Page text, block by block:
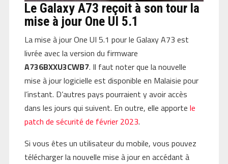
Le Galaxy A73 reçoit à son tour la
mise à jour One UI 5.1
La mise à jour One UI 5.1 pour le Galaxy A73 est
livrée avec la version du firmware
A736BXXU3CWB7. Il faut noter que la nouvelle
mise à jour logicielle est disponible en Malaisie pour
l’instant. D’autres pays pourraient y avoir accès
dans les jours qui suivent. En outre, elle apporte le
patch de sécurité de février 2023.
Si vous êtes un utilisateur du mobile, vous pouvez
télécharger la nouvelle mise à jour en accédant à